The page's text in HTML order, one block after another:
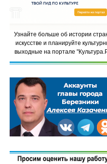
Узнайте больше об истории
искусстве и планируйте
выходные на портале